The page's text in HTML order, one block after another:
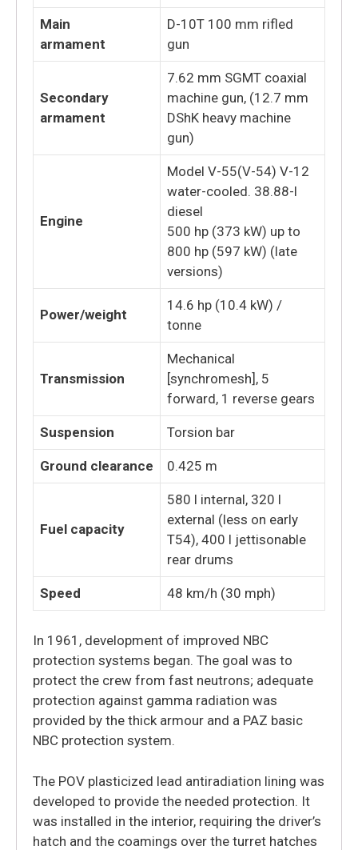
Main
armament
D-10T 100 mm rifled
gun
Secondary
armament
7.62 mm SGMT coaxial
machine gun, (12.7 mm
DShK heavy machine
gun)
Engine
Model V-55(V-54) V-12
water-cooled. 38.88-l
diesel
500 hp (373 kW) up to
800 hp (597 kW) (late
versions)
Power/weight
14.6 hp (10.4 kW) /
tonne
Transmission
Mechanical
[synchromesh], 5
forward, 1 reverse gears
Suspension Torsion bar
Ground clearance 0.425 m
Fuel capacity
580 l internal, 320 l
external (less on early
T54), 400 l jettisonable
rear drums
Speed 48 km/h (30 mph)
In 1961, development of improved NBC
protection systems began. The goal was to
protect the crew from fast neutrons; adequate
protection against gamma radiation was
provided by the thick armour and a PAZ basic
NBC protection system.
The POV plasticized lead antiradiation lining was
developed to provide the needed protection. It
was installed in the interior, requiring the driver’s
hatch and the coamings over the turret hatches